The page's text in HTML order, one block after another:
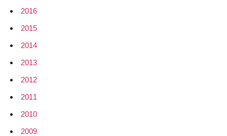
2016
2015
2014
2013
2012
2011
2010
2009